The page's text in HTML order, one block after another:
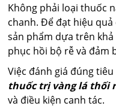
Không phải loại thuốc
chanh. Để đạt hiệu
sản phẩm dựa trên
phục hồi bộ rễ và đảm
Việc đánh giá đúng
thuốc trị vàng lá thối
và điều kiện canh tác.